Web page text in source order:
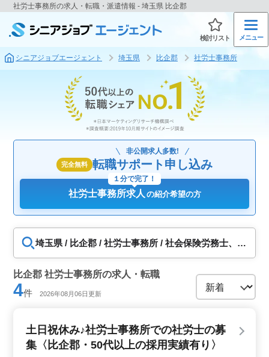
社労士事務所の求人・転職・派遣情報 - 埼玉県 比企郡
検討リスト メニュー
シニアジョブエージェント 埼玉県 比企郡 社労士事務所
完全無料
非公開求人多数!
転職サポート申し込み
社労士事務所求人 の紹介希望の方
１分で完了！
埼玉県 / 比企郡 / 社労士事務所 / 社会保険労務士、社
比企郡 社労士事務所の求人・転職
4件 2026年08月06日更新
土日祝休み♪社労士事務所での社労士の募
集〈比企郡・50代以上の採用実績有り〉